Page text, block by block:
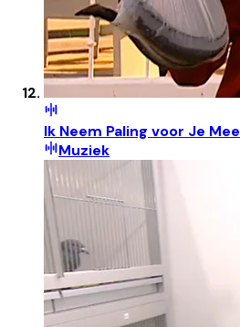
Ik Neem Paling voor Je Mee
Muziek